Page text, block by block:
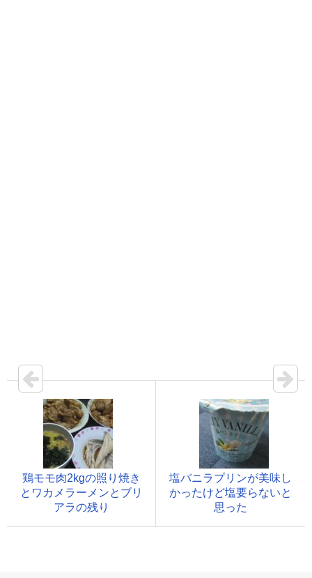
鶏モモ肉2kgの照り焼き
とワカメラーメンとブリ
アラの残り
塩バニラプリンが美味し
かったけど塩要らないと
思った